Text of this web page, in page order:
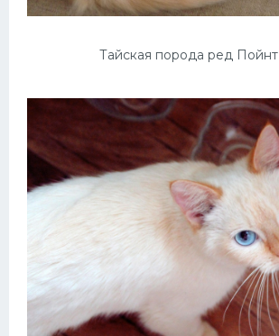
Тайская порода ред Пойнт